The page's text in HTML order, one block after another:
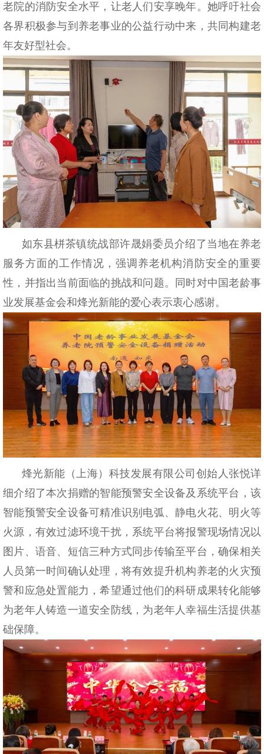
老院的消防安全水平，让老人们安享晚年。她呼吁社会
各界积极参与到养老事业的公益行动中来，共同构建老
年友好型社会。
如东县栟茶镇统战部许晟娟委员介绍了当地在养老
服务方面的工作情况，强调养老机构消防安全的重要
性，并指出当前面临的挑战和问题。同时对中国老龄事
业发展基金会和烽光新能的爱心表示衷心感谢。
烽光新能（上海）科技发展有限公司创始人张悦详
细介绍了本次捐赠的智能预警安全设备及系统平台，该
智能预警安全设备可精准识别电弧、静电火花、明火等
火源，有效过滤环境干扰，系统平台将报警现场情况以
图片、语音、短信三种方式同步传输至平台，确保相关
人员第一时间确认处理，将有效提升机构养老的火灾预
警和应急处置能力，希望通过他们的科研成果转化能够
为老年人铸造一道安全防线，为老年人幸福生活提供基
础保障。